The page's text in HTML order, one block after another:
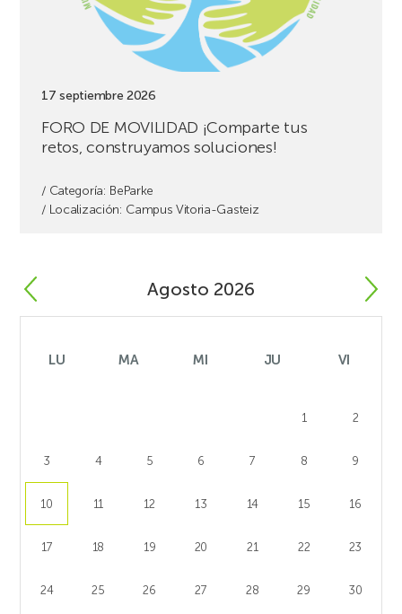
17 septiembre 2026
FORO DE MOVILIDAD ¡Comparte tus
retos, construyamos soluciones!
/ Categoría: BeParke
/ Localización: Campus Vitoria-Gasteiz
soluciones!
Agosto 2026
LU MA MI JU VI
1 2
3 4 5 6 7 8 9
10 11 12 13 14 15 16
17 18 19 20 21 22 23
24 25 26 27 28 29 30